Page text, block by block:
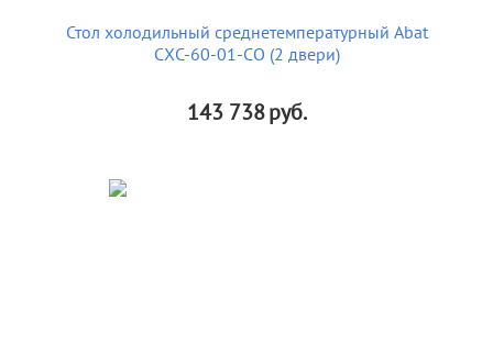
Стол холодильный среднетемпературный Abat
СХС-60-01-СО (2 двери)
143 738руб.